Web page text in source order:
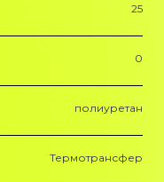
25
0
полиуретан
Термотрансфер